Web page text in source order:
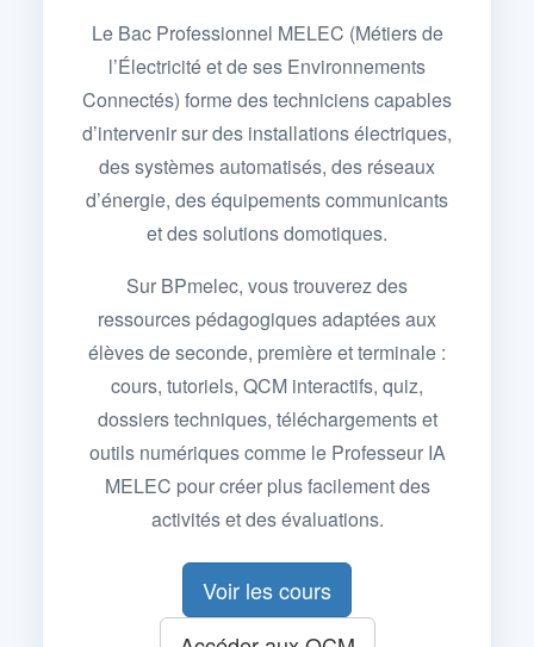
Le Bac Professionnel MELEC (Métiers de
l’Électricité et de ses Environnements
Connectés) forme des techniciens capables
d’intervenir sur des installations électriques,
des systèmes automatisés, des réseaux
d’énergie, des équipements communicants
et des solutions domotiques.
Sur BPmelec, vous trouverez des
ressources pédagogiques adaptées aux
élèves de seconde, première et terminale :
cours, tutoriels, QCM interactifs, quiz,
dossiers techniques, téléchargements et
outils numériques comme le Professeur IA
MELEC pour créer plus facilement des
activités et des évaluations.
Voir les cours